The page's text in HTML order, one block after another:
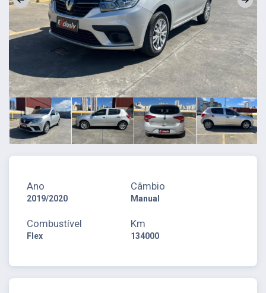
Ano
2019/2020
Câmbio
Manual
Combustível
Flex
Km
134000